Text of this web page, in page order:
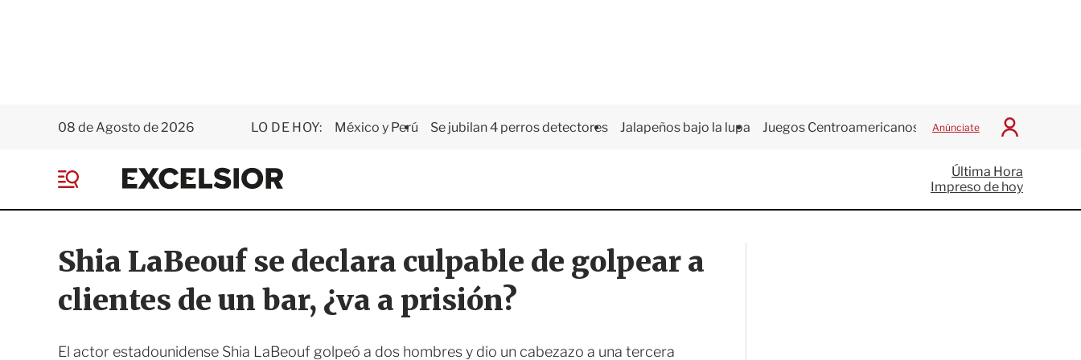
08 de Agosto de 2026 LO DE HOY: México y Perú Se jubilan 4 perros detectores Jalapeños bajo la lupa Juegos Centroamericanos Anúnciate
I
c
i
a
E
x
e
i
o
r
e
Última Hora
Impreso de hoy
Shia LaBeouf se declara culpable de golpear a
clientes de un bar, ¿va a prisión?
El actor estadounidense Shia LaBeouf golpeó a dos hombres y dio un cabezazo a una tercera